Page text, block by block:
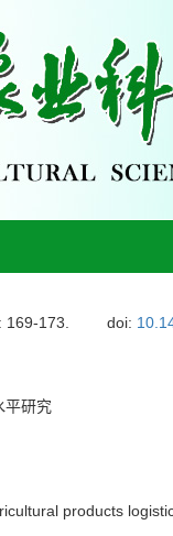
: 169-173. doi:
平研究
products